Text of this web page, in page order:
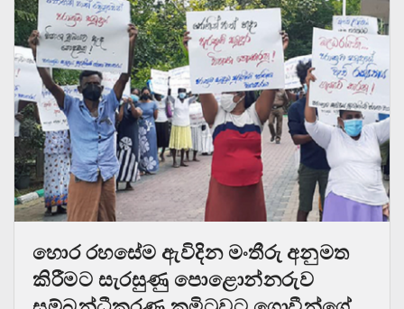
හොර රහසේම ඇවිදින මංතීරු අනුමත
කිරීමට සැරසුණු පොළොන්නරුව